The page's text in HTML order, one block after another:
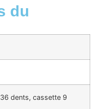
du
dents, cassette 9